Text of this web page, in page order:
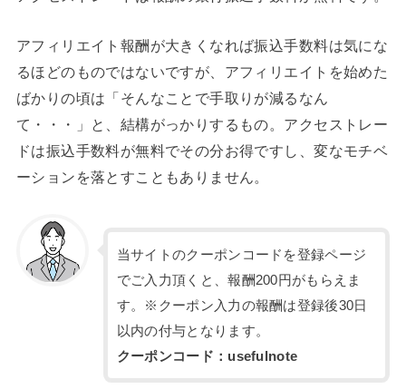
アフィリエイト報酬が大きくなれば振込手数料は気にな
るほどのものではないですが、アフィリエイトを始めた
ばかりの頃は「そんなことで手取りが減るなん
て・・・」と、結構がっかりするもの。アクセストレー
ドは振込手数料が無料でその分お得ですし、変なモチベ
ーションを落とすこともありません。
当サイトのクーポンコードを登録ページ
でご入力頂くと、報酬200円がもらえま
す。※クーポン入力の報酬は登録後30日
以内の付与となります。
クーポンコード：usefulnote